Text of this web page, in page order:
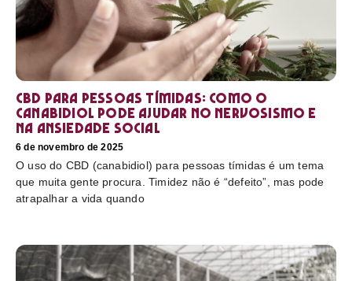
CBD para pessoas tímidas: como o
canabidiol pode ajudar no nervosismo e
na ansiedade social
6 de novembro de 2025
O uso do CBD (canabidiol) para pessoas tímidas é um tema
que muita gente procura. Timidez não é “defeito”, mas pode
atrapalhar a vida quando